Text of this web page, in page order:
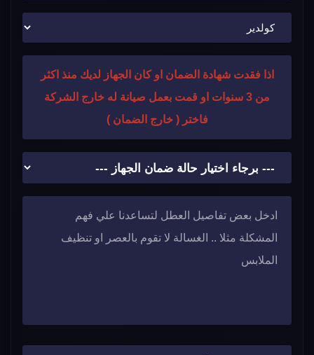
اذا فقدت شهادة الضمان او كان الجهاز لديك منذ اكثر
من 3 سنوات او قمت بعمل صيانة له خارج الشركة
فاختر ( خارج الضمان )